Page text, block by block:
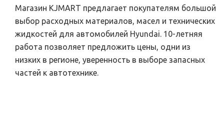
Магазин KJMART предлагает покупателям большой
выбор расходных материалов, масел и технических
жидкостей для автомобилей Hyundai. 10-летняя
работа позволяет предложить цены, одни из
низких в регионе, уверенность в выборе запасных
частей к автотехнике.